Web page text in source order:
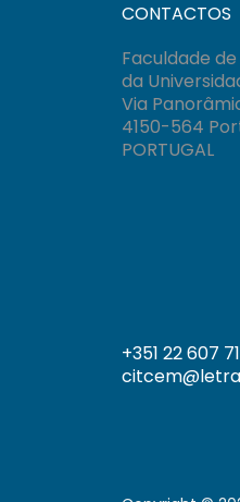
CONTACTOS
Faculdade
da
Via
4150-564
PORTUGAL
+351 22 607